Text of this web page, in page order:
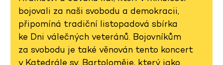
bojovali za naši svobodu a demokracii,
připomíná tradiční listopadová sbírka
ke Dni válečných veteránů. Bojovníkům
za svobodu je také věnován tento koncert
v Katedrále sv. Bartoloměje, který jako